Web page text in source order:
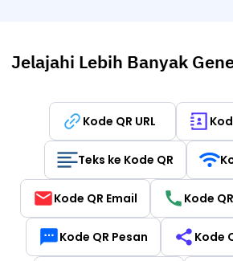
Jelajahi Lebih Banyak
Kode QR URL
Teks ke Kode QR
Kode QR Email Kode
Kode QR Pesan Kode